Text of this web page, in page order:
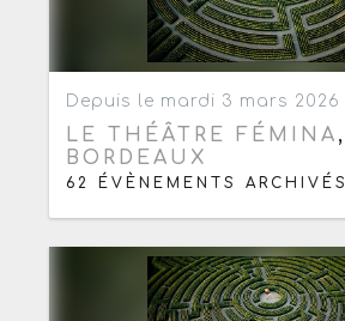
Depuis le mardi 3 mars 2026
LE THÉÂTRE FÉMINA ,
BORDEAUX
62 ÉVÈNEMENTS ARCHIVÉS